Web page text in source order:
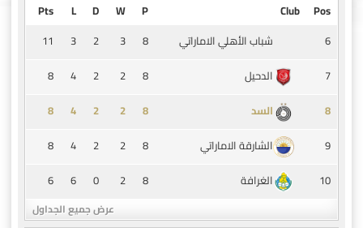
Pos
Club
P
W
D
L
Pts
6
شباب الأهلي الاماراتي 8
3
2
3
11
7
الدحيل 8
2
2
4
8
8
السد 8
2
2
4
8
9
الشارقة الاماراتي 8
2
2
4
8
10
الغرافة 8
2
0
6
6
عرض جميع الجداول